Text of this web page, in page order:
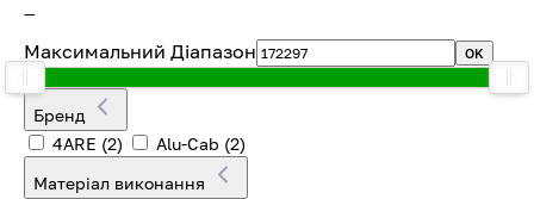
—
Максимальний Діапазон OK
Бренд
4ARE (2) Alu-Cab (2)
Матеріал виконання